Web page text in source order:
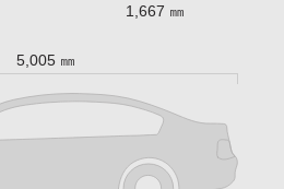
1,667 ㎜
5,005 ㎜